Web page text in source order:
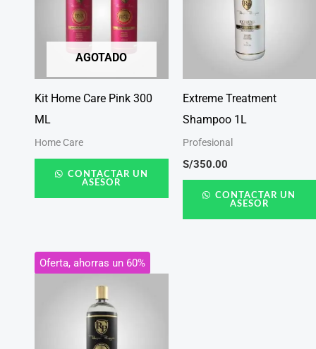
AGOTADO
Kit Home Care Pink 300
ML
Home Care
CONTACTAR UN
ASESOR
Extreme Treatment
Shampoo 1L
Profesional
S/350.00
CONTACTAR UN
ASESOR
Oferta, ahorras un 60%
El
precio
original
era:
S/250.00.
El
precio